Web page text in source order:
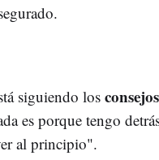
siguiendo los
es porque tengo
al principio".